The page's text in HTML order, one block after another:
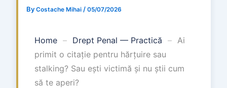
By Costache Mihai / 05/07/2026
Home – Drept Penal — Practică – Ai
primit o citație pentru hărțuire sau
stalking? Sau ești victimă și nu știi cum
să te aperi?